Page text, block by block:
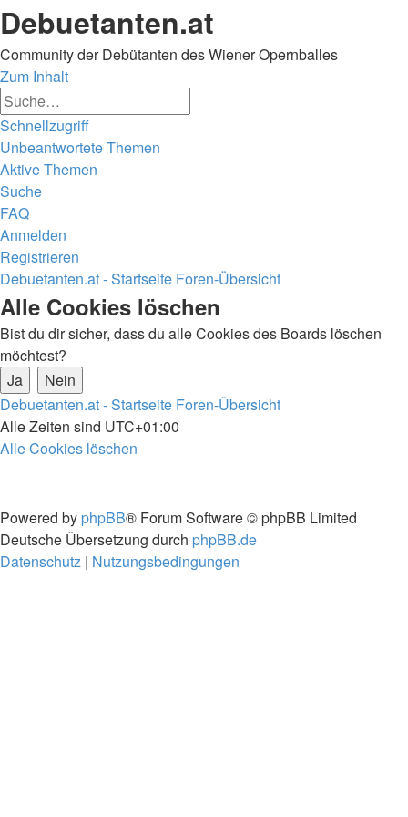
Debuetanten.at
Community der Debütanten des Wiener Opernballes
Zum Inhalt
Schnellzugriff
Unbeantwortete Themen
Aktive Themen
Suche
FAQ
Anmelden
Registrieren
Debuetanten.at - Startseite Foren-Übersicht
Suche
Alle Cookies löschen
Bist du dir sicher, dass du alle Cookies des Boards löschen
möchtest?
Debuetanten.at - Startseite Foren-Übersicht
Alle Zeiten sind UTC+01:00
Alle Cookies löschen
Powered by phpBB® Forum Software © phpBB Limited
Deutsche Übersetzung durch phpBB.de
Datenschutz | Nutzungsbedingungen